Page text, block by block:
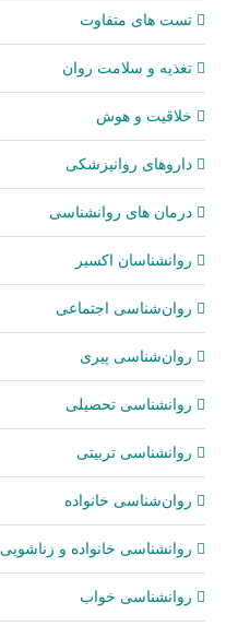
تست های متفاوت
تغذیه و سلامت روان
خلاقیت و هوش
داروهای روانپزشکی
درمان های روانشناسی
روانشناسان اکسیر
روان‌شناسی اجتماعی
روان‌شناسی پیری
روانشناسی تحصیلی
روانشناسی تربیتی
روان‌شناسی خانواده
روانشناسی خانواده و زناشویی
روانشناسی خواب